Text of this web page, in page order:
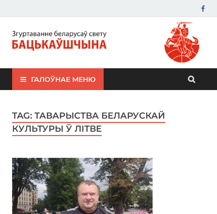
ЗБС "Бацькаўшчына"
ГАЛОЎНАЕ МЕНЮ
TAG: ТАВАРЫСТВА БЕЛАРУСКАЙ
КУЛЬТУРЫ Ў ЛІТВЕ